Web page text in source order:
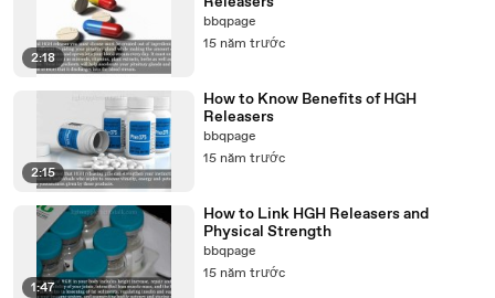
2:18
bbqpage
15 năm trước
2:15
How to Know Benefits of HGH
Releasers
bbqpage
15 năm trước
1:47
How to Link HGH Releasers and
Physical Strength
bbqpage
15 năm trước